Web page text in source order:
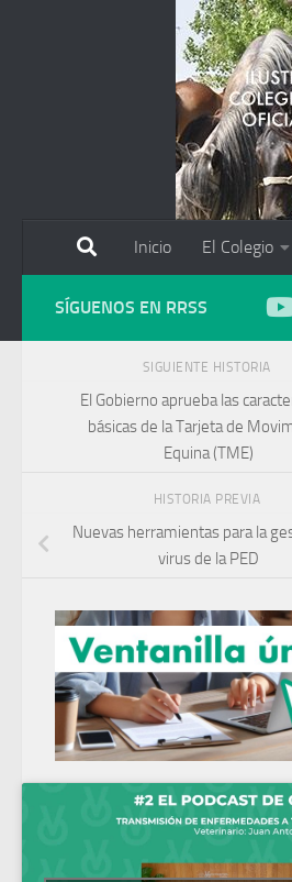
Inicio El Colegio
SÍGUENOS EN RRSS
SIGUIENTE HISTORIA
El Gobierno aprueba las
básicas de la Tarjeta de
Equina (TME)
HISTORIA PREVIA
Nuevas herramientas para la
virus de la PED